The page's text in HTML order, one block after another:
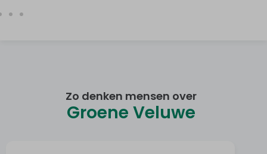
Zo denken mensen over
Groene Veluwe